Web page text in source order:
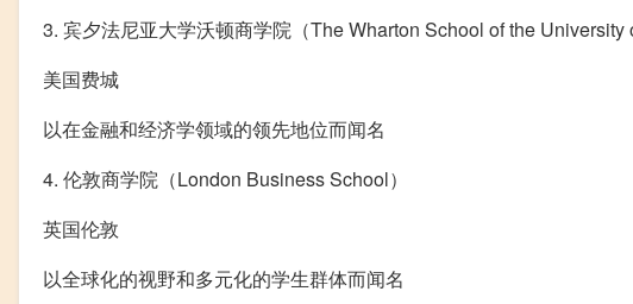
3. 宾夕法尼亚大学沃顿商学院（The Wharton School of the University
美国费城
以在金融和经济学领域的领先地位而闻名
4. 伦敦商学院（London Business School）
英国伦敦
以全球化的视野和多元化的学生群体而闻名